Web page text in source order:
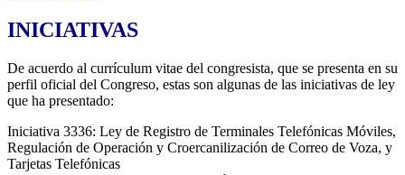
INICIATIVAS
De acuerdo al currículum vitae del congresista, que se presenta en su
perfil oficial del Congreso, estas son algunas de las iniciativas de ley
que ha presentado:
Iniciativa 3336: Ley de Registro de Terminales Telefónicas Móviles,
Regulación de Operación y Croercanilización de Correo de Voza, y
Tarjetas Telefónicas